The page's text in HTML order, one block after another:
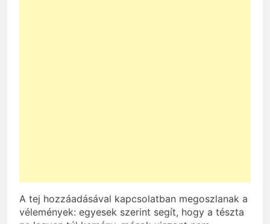
A tej hozzáadásával kapcsolatban megoszlanak a
vélemények: egyesek szerint segít, hogy a tészta